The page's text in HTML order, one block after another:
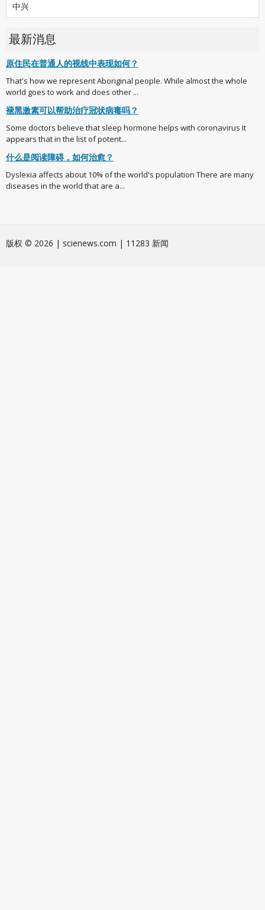
中兴
最新消息
原住民在普通人的视线中表现如何？
That's how we represent Aboriginal people. While almost the whole
world goes to work and does other ...
褪黑激素可以帮助治疗冠状病毒吗？
Some doctors believe that sleep hormone helps with coronavirus It
appears that in the list of potent...
什么是阅读障碍，如何治愈？
Dyslexia affects about 10% of the world's population There are many
diseases in the world that are a...
版权 © 2026 | scienews.com | 11283 新闻